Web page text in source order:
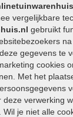
vergelijkbare
gebruikt
gegevens te
cookies
Met het
deze verwerking
Wil je niet alle